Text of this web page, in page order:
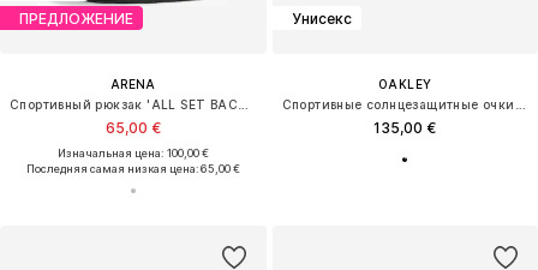
ПРЕДЛОЖЕНИЕ
ARENA
65,00 €
Изначальная цена: 100,00 €
Последняя самая низкая цена:65,00 €
Унисекс
OAKLEY
135,00 €